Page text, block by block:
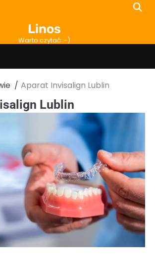
Linos
Warto czytać :-)
Aparat Invisalign Lublin
Lublin